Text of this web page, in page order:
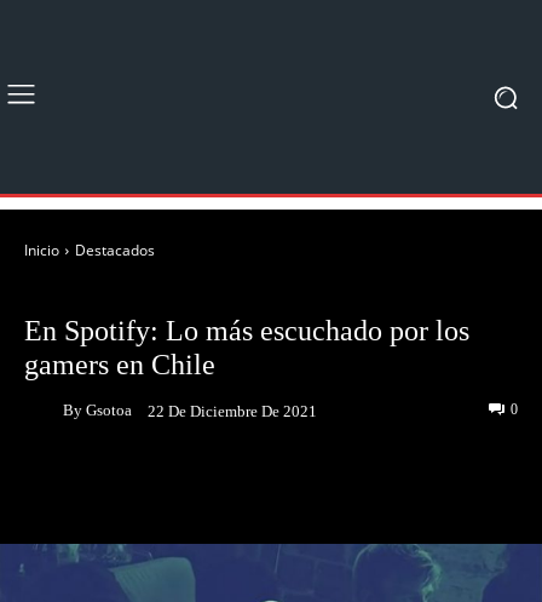
Inicio Destacados
En Spotify: Lo más escuchado por los
gamers en Chile
By Gsotoa 22 De Diciembre De 2021 0